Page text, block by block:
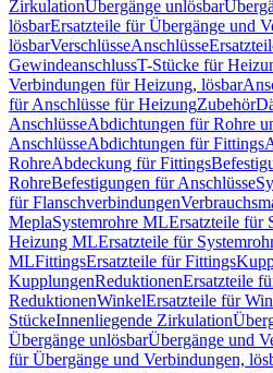
ZirkulationÜbergänge unlösbar
lösbarErsatzteile für Übergänge und
lösbarVerschlüsseAnschlüsse
GewindeanschlussT-Stücke für
Verbindungen für Heizung, lösbar
für Anschlüsse für HeizungZubehör
AnschlüsseAbdichtungen für Rohre
AnschlüsseAbdichtungen für Fittings
RohreAbdeckung für Fittings
RohreBefestigungen für Anschlüsse
für Flanschverbindungen
MeplaSystemrohre MLErsatzteile für
Heizung MLErsatzteile für
MLFittingsErsatzteile für Fittings
KupplungenReduktionenErsatzteile
ReduktionenWinkelErsatzteile für
StückeInnenliegende Zirkulation
Übergänge unlösbarÜbergänge und
für Übergänge und Verbindungen,